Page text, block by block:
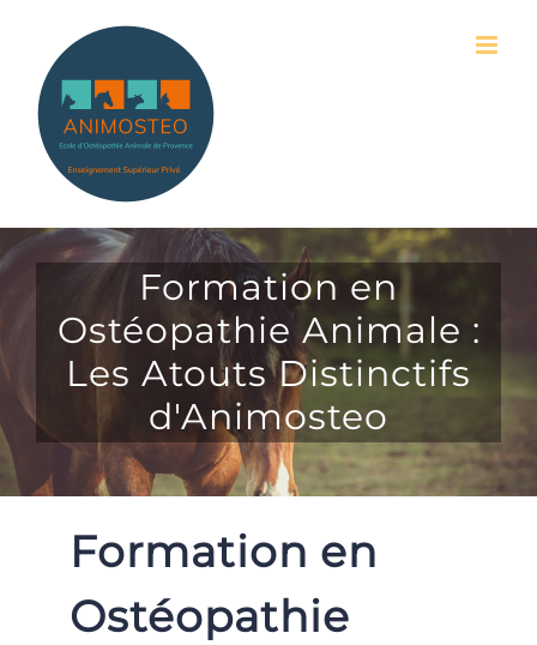
contenu
Formation en
Ostéopathie Animale :
Les Atouts Distinctifs
d'Animosteo
Formation en
Ostéopathie